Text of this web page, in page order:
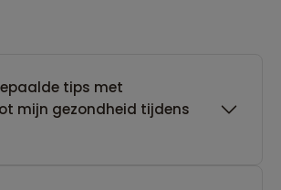
tips met
mijn gezondheid tijdens